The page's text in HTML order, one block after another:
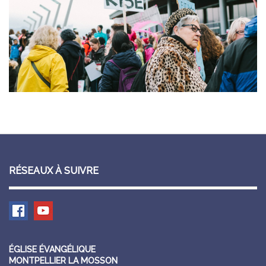
RÉSEAUX À SUIVRE
ÉGLISE ÉVANGÉLIQUE
MONTPELLIER LA MOSSON